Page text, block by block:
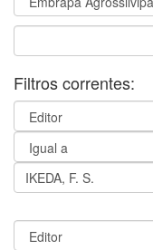
Filtros correntes: